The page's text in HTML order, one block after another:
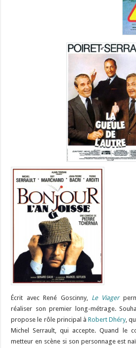
Écrit avec René Goscinny, Le Viager
réaliser son premier long-métrage.
propose le rôle principal à Robert Dhéry,
Michel Serrault, qui accepte. Quand le
metteur en scène si son personnage est